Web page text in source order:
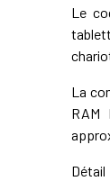
Le
La
RAM